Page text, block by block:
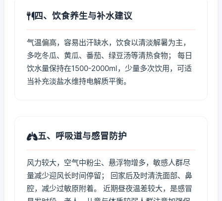
四、饮食养生与补水建议
气温偏高，容易出汗缺水，饮食以清淡解暑为主，
多吃冬瓜、黄瓜、番茄、绿豆汤等清热食物； 每日
饮水量保持在1500-2000ml，少量多次饮用，可适
当补充淡盐水维持电解质平衡。
五、呼吸道与感冒防护
风力较大，空气中粉尘、悬浮物增多，敏感人群尽
量减少迎风长时间停留； 回家后及时清洗面部、鼻
腔，减少过敏原附着。 近期昼夜温差较大，是感冒